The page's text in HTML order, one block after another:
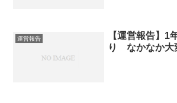
運営報告
【運営報告】1
り なかなか大